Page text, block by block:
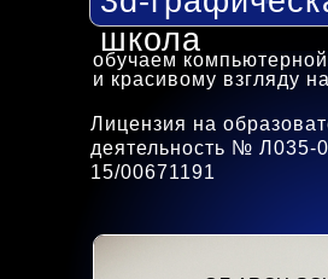
школа
обучаем
и красивому взгляду
Лицензия на
деятельность № Л035-
15/00671191